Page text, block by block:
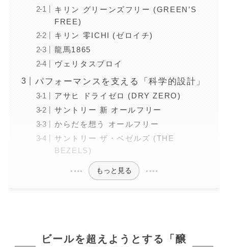
キリン グリーンズフリー (GREEN’S
FREE)
キリン 零ICHI (ゼロイチ)
龍馬1865
ヴェリタスブロイ
パフォーマンスを支える「科学的設計」
アサヒ ドライゼロ (DRY ZERO)
サントリー 新 オールフリー
からだを想う オールフリー
サントリー ザ・ベゼルズ (THE
BEZELS)
もっと見る
ビールを超えようとする「醸